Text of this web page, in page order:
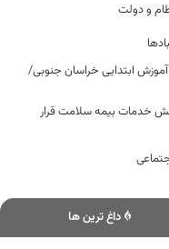
و دولت
آموزش ابتدایی خراسان جنوبی/
خدمات بیمه سلامت قرار
داغ ترین ها